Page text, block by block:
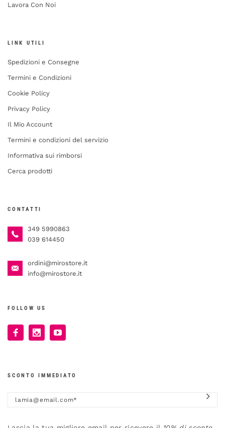
Lavora Con Noi
LINK UTILI
Spedizioni e Consegne
Termini e Condizioni
Cookie Policy
Privacy Policy
Il Mio Account
Termini e condizioni del servizio
Informativa sui rimborsi
Cerca prodotti
CONTATTI
349 5990863
039 614450
ordini@mirostore.it
info@mirostore.it
FOLLOW US
SCONTO IMMEDIATO